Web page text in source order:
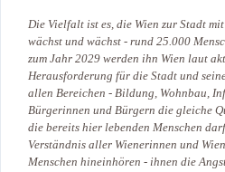
Die Vielfalt ist es, die Wien zur Stadt
wächst und wächst - rund 25.000
zum Jahr 2029 werden ihn Wien laut
Herausforderung für die Stadt und
allen Bereichen - Bildung, Wohnbau,
Bürgerinnen und Bürgern die gleiche
die bereits hier lebenden Menschen
Verständnis aller Wienerinnen und
Menschen hineinhören - ihnen die